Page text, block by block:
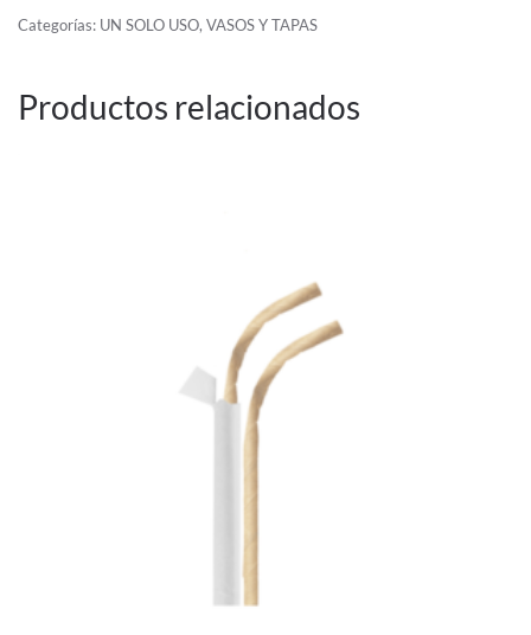
1000U
Categorías: UN SOLO USO, VASOS Y TAPAS
Productos relacionados